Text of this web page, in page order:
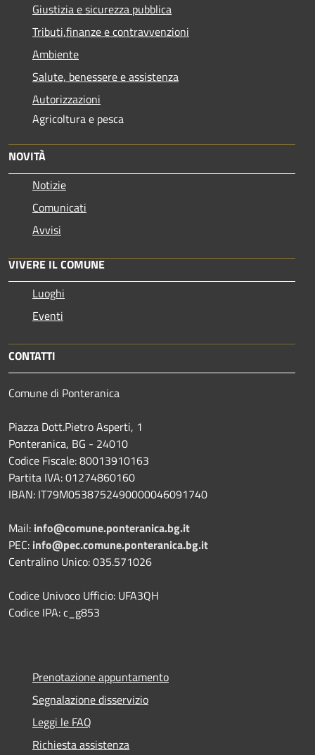
Giustizia e sicurezza pubblica
Tributi,finanze e contravvenzioni
Ambiente
Salute, benessere e assistenza
Autorizzazioni
Agricoltura e pesca
NOVITÀ
Notizie
Comunicati
Avvisi
VIVERE IL COMUNE
Luoghi
Eventi
CONTATTI
Comune di Ponteranica
Piazza Dott.Pietro Asperti, 1
Ponteranica, BG - 24010
Codice Fiscale: 80013910163
Partita IVA: 01274860160
IBAN: IT79M0538752490000046091740
Mail: info@comune.ponteranica.bg.it
PEC: info@pec.comune.ponteranica.bg.it
Centralino Unico: 035.571026
Codice Univoco Ufficio: UFA3QH
Codice IPA: c_g853
Prenotazione appuntamento
Segnalazione disservizio
Leggi le FAQ
Richiesta assistenza